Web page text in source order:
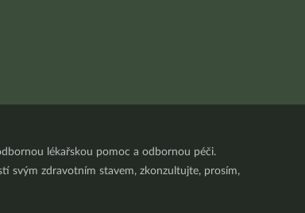
lékařskou pomoc a odbornou péči.
svým zdravotním stavem, zkonzultujte, prosím,